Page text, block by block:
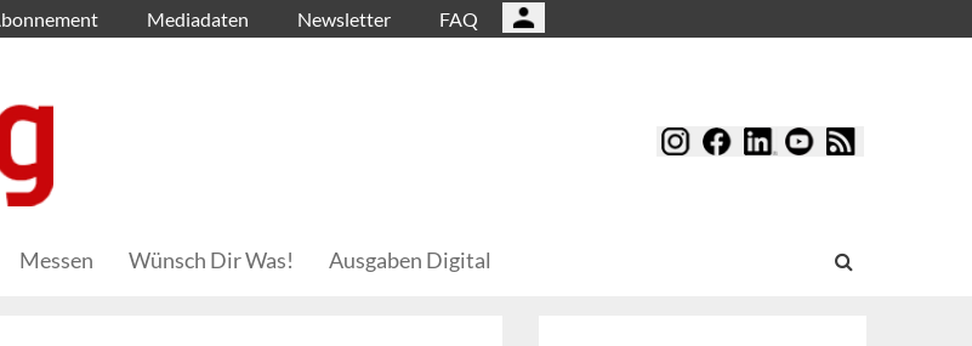
Mediadaten Newsletter FAQ
Messen Wünsch Dir Was! Ausgaben Digital